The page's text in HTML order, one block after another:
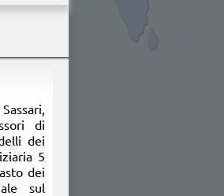
di
dei
5
dei
sul